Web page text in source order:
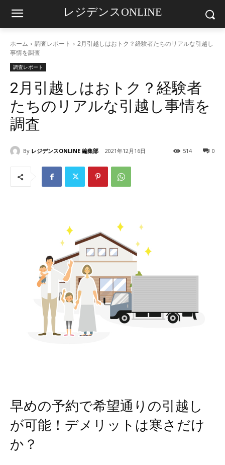
レジデンスONLINE
ホーム 調査レポート
2月引越しはおトク？経験者たちのリアルな引越し
事情を調査
調査レポート
2月引越しはおトク？経験者
たちのリアルな引越し事情を
調査
By レジデンスONLINE 編集部 2021年12月16日 0
514
早めの予約で希望通りの引越し
が可能！デメリットは寒さだけ
か？